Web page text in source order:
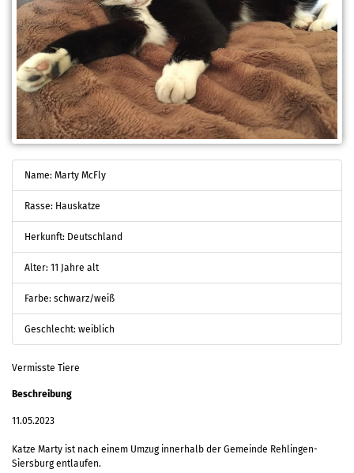
Name: Marty McFly
Rasse: Hauskatze
Herkunft: Deutschland
Alter: 11 Jahre alt
Farbe: schwarz/weiß
Geschlecht: weiblich
Vermisste Tiere
Beschreibung
11.05.2023
Katze Marty ist nach einem Umzug innerhalb der Gemeinde Rehlingen-
Siersburg entlaufen.